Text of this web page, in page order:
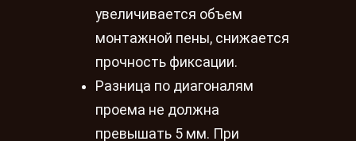
увеличивается объем
монтажной пены, снижается
прочность фиксации.
Разница по диагоналям
проема не должна
превышать 5 мм. При